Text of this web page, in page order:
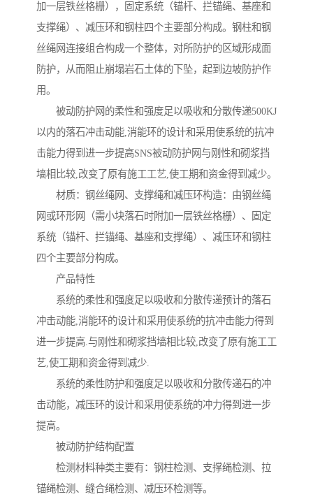
加一层铁丝格栅），固定系统（锚杆、拦锚绳、基座和
支撑绳）、减压环和钢柱四个主要部分构成。钢柱和钢
丝绳网连接组合构成一个整体，对所防护的区域形成面
防护，从而阻止崩塌岩石土体的下坠，起到边坡防护作
用。
被动防护网的柔性和强度足以吸收和分散传递500KJ
以内的落石冲击动能,消能环的设计和采用使系统的抗冲
击能力得到进一步提高SNS被动防护网与刚性和砌浆挡
墙相比较,改变了原有施工工艺,使工期和资金得到减少。
材质：钢丝绳网、支撑绳和减压环构造：由钢丝绳
网或环形网（需小块落石时附加一层铁丝格栅）、固定
系统（锚杆、拦锚绳、基座和支撑绳）、减压环和钢柱
四个主要部分构成。
产品特性
系统的柔性和强度足以吸收和分散传递预计的落石
冲击动能,消能环的设计和采用使系统的抗冲击能力得到
进一步提高.与刚性和砌浆挡墙相比较,改变了原有施工工
艺,使工期和资金得到减少.
系统的柔性防护和强度足以吸收和分散传递石的冲
击动能，减压环的设计和采用使系统的冲力得到进一步
提高。
被动防护结构配置
检测材料种类主要有：钢柱检测、支撑绳检测、拉
锚绳检测、缝合绳检测、减压环检测等。